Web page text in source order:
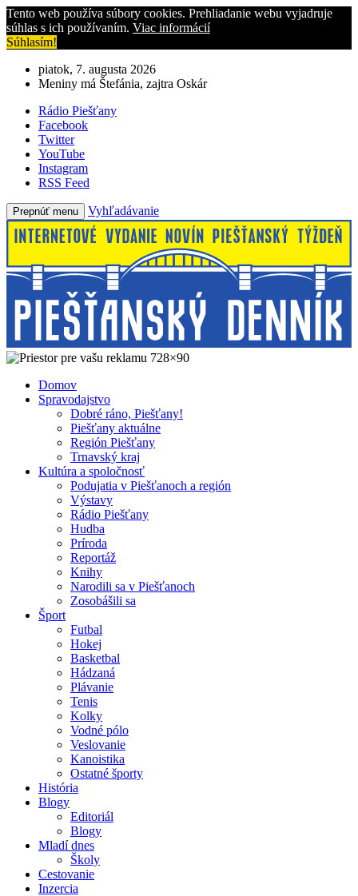
Tento web používa súbory cookies. Prehliadanie webu vyjadruje
súhlas s ich používaním. Viac informácií
Súhlasím!
piatok, 7. augusta 2026
Meniny má Štefánia, zajtra Oskár
Rádio Piešťany
Facebook
Twitter
YouTube
Instagram
RSS Feed
Prepnúť menu Vyhľadávanie
Domov
Spravodajstvo
Dobré ráno, Piešťany!
Piešťany aktuálne
Región Piešťany
Trnavský kraj
Kultúra a spoločnosť
Podujatia v Piešťanoch a región
Výstavy
Rádio Piešťany
Hudba
Príroda
Reportáž
Knihy
Narodili sa v Piešťanoch
Zosobášili sa
Šport
Futbal
Hokej
Basketbal
Hádzaná
Plávanie
Tenis
Kolky
Vodné pólo
Veslovanie
Kanoistika
Ostatné športy
História
Blogy
Editoriál
Blogy
Mladí dnes
Školy
Cestovanie
Inzercia